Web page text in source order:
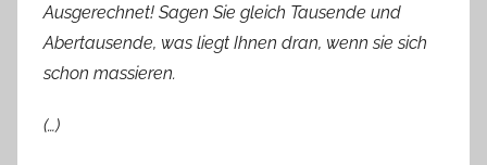
Ausgerechnet! Sagen Sie gleich Tausende und
Abertausende, was liegt Ihnen dran, wenn sie sich
schon massieren.
(…)